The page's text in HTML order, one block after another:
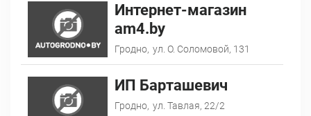
Интернет-магазин
am4.by
Гродно, ул. О. Соломовой, 131
ИП Барташевич
Гродно, ул. Тавлая, 22/2